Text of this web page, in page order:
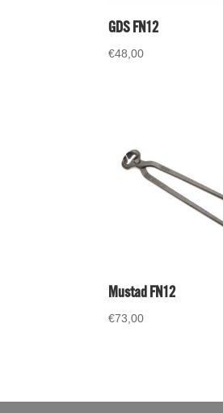
GDS FN12
€48,00
Mustad FN12
€73,00